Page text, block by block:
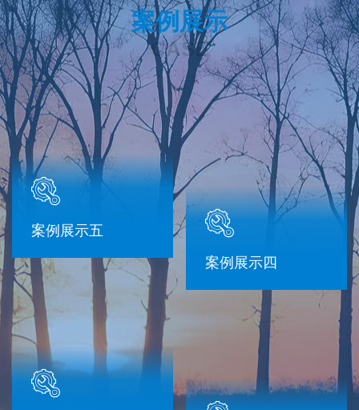
案例展示
CASE
案例展示五
案例展示四